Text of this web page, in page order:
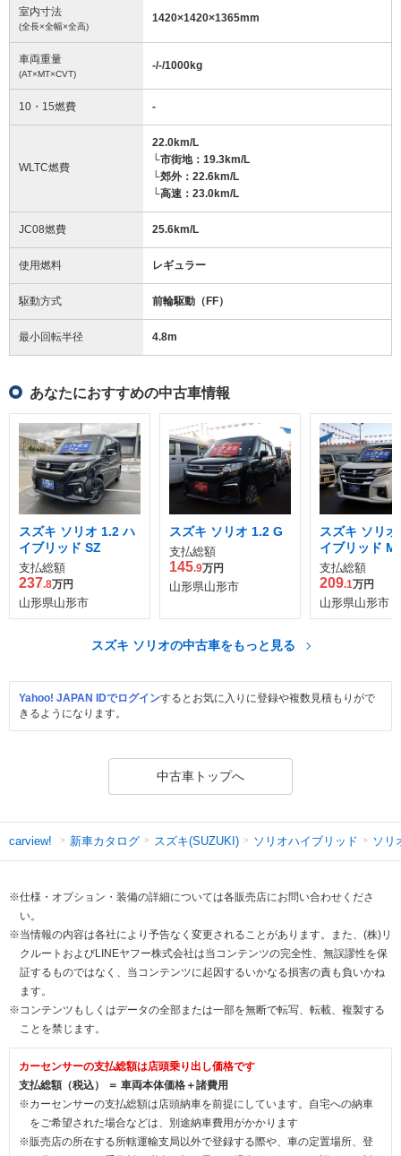
室内寸法
(全長×全幅×全高)
1420×1420×1365mm
車両重量
(AT×MT×CVT)
-/-/1000kg
10・15燃費 -
WLTC燃費
22.0km/L
└市街地：19.3km/L
└郊外：22.6km/L
└高速：23.0km/L
JC08燃費 25.6km/L
使用燃料 レギュラー
駆動方式 前輪駆動（FF）
最小回転半径 4.8m
あなたにおすすめの中古車情報
スズキ ソリオ 1.2 ハ
イブリッド SZ
支払総額
237.8万円
山形県山形市
スズキ ソリオ 1.2 G
支払総額
145.9万円
山形県山形市
スズキ ソリ
イブリッド
支払総額
209.1万円
山形県山形市
スズキ ソリオの中古車をもっと見る
Yahoo! JAPAN IDでログインするとお気に入りに登録や複数見積もりがで
きるようになります。
中古車トップへ
carview! 新車カタログ スズキ(SUZUKI) ソリオハイブリッド ソリ
※仕様・オプション・装備の詳細については各販売店にお問い合わせくださ
い。
※当情報の内容は各社により予告なく変更されることがあります。また、(株)リ
クルートおよびLINEヤフー株式会社は当コンテンツの完全性、無誤謬性を保
証するものではなく、当コンテンツに起因するいかなる損害の責も負いかね
ます。
※コンテンツもしくはデータの全部または一部を無断で転写、転載、複製する
ことを禁じます。
カーセンサーの支払総額は店頭乗り出し価格です
支払総額（税込） ＝ 車両本体価格＋諸費用
※カーセンサーの支払総額は店頭納車を前提にしています。自宅への納車
をご希望された場合などは、別途納車費用がかかります
※販売店の所在する所轄運輸支局以外で登録する際や、車の定置場所、登